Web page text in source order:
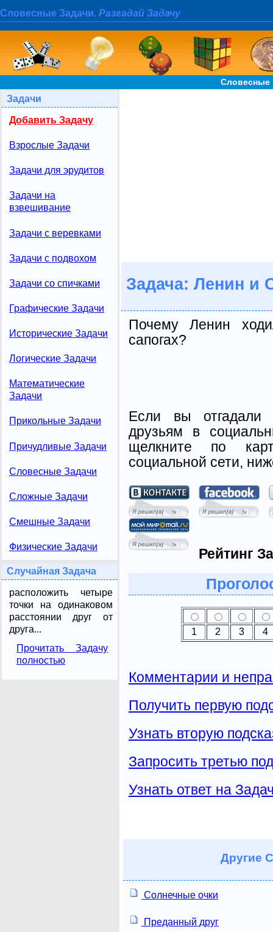
Словесные Задачи. Разгадай Задачу
Словесные
Задачи
Добавить Задачу
Взрослые Задачи
Задачи для эрудитов
Задачи на
взвешивание
Задачи с веревками
Задачи с подвохом
Задачи со спичками
Графические Задачи
Исторические Задачи
Логические Задачи
Математические
Задачи
Прикольные Задачи
Причудливые Задачи
Словесные Задачи
Сложные Задачи
Смешные Задачи
Физические Задачи
Случайная Задача
расположить четыре
точки на одинаковом
расстоянии друг от
друга...
Прочитать Задачу
полностью
Задача: Ленин и
Почему Ленин
сапогах?
Если вы отгадали
друзьям в
щелкните по
социальной сети,
Рейтинг
1 2 3 4
Комментарии и
Получить первую
Узнать вторую
Запросить третью
Узнать ответ на
Другие
Солнечные очки
Преданный друг